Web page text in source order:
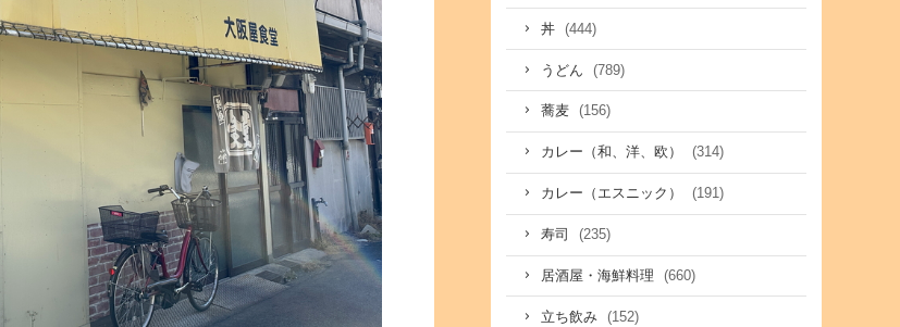
丼 (444)
うどん (789)
蕎麦 (156)
カレー（和、洋、欧） (314)
カレー（エスニック） (191)
寿司 (235)
居酒屋・海鮮料理 (660)
立ち飲み (152)